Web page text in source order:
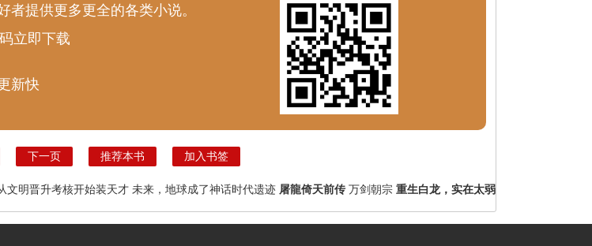
者提供更多更全的各类小说。
立即下载
新快
下一页 推荐本书 加入书签
文明晋升考核开始装天才 未来，地球成了神话时代遗迹 屠龍倚天前传 万剑朝宗 重生白龙，实在太弱